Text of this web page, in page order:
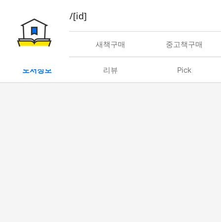
book/rent/[id]
대여 새책구매 중고책구매
도서정보 리뷰 Pick